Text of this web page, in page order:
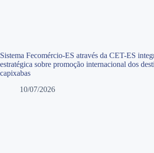
Sistema Fecomércio-ES através da CET-ES
estratégica sobre promoção internacional dos
capixabas
10/07/2026